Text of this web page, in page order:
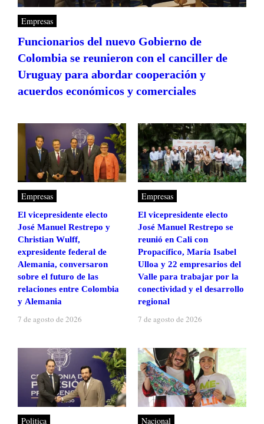
Empresas
Funcionarios del nuevo Gobierno de
Colombia se reunieron con el canciller de
Uruguay para abordar cooperación y
acuerdos económicos y comerciales
Empresas
El vicepresidente electo
José Manuel Restrepo y
Christian Wulff,
expresidente federal de
Alemania, conversaron
sobre el futuro de las
relaciones entre Colombia
y Alemania
7 de agosto de 2026
Empresas
El vicepresidente electo
José Manuel Restrepo se
reunió en Cali con
Propacífico, María Isabel
Ulloa y 22 empresarios del
Valle para trabajar por la
conectividad y el desarrollo
regional
7 de agosto de 2026
Politica Nacional